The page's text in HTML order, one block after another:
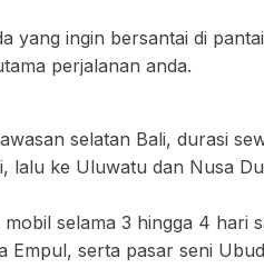
yang ingin bersantai di
perjalanan anda.
selatan Bali, durasi
lalu ke Uluwatu dan Nusa
selama 3 hingga 4 hari
serta pasar seni